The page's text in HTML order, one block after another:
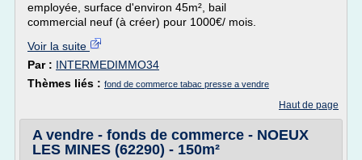
employée, surface d'environ 45m², bail
commercial neuf (à créer) pour 1000€/ mois.
Voir la suite
Par : INTERMEDIMMO34
Thèmes liés : fond de commerce tabac presse a vendre
Haut de page
A vendre - fonds de commerce - NOEUX
LES MINES (62290) - 150m²